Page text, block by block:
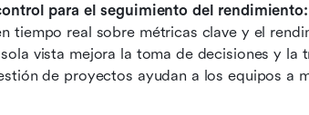
para el seguimiento del rendimiento:
tiempo real sobre métricas clave y el
vista mejora la toma de decisiones y la
de proyectos ayudan a los equipos a